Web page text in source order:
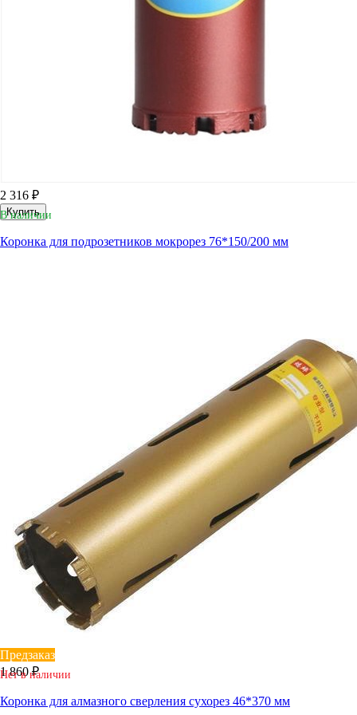
2 316 ₽
Купить
В наличии
Коронка для подрозетников мокрорез 76*150/200 мм
Предзаказ
1 860 ₽
Нет в наличии
Коронка для алмазного сверления сухорез 46*370 мм